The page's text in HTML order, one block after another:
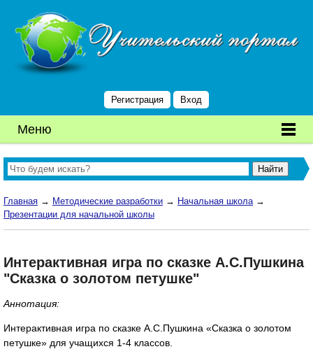
Регистрация Вход
Меню
Главная → Методические разработки → Начальная школа→
Презентации для начальной школы
Интерактивная игра по сказке А.С.Пушкина
"Сказка о золотом петушке"
Аннотация:
Интерактивная игра по сказке А.С.Пушкина «Сказка о золотом
петушке» для учащихся 1-4 классов.